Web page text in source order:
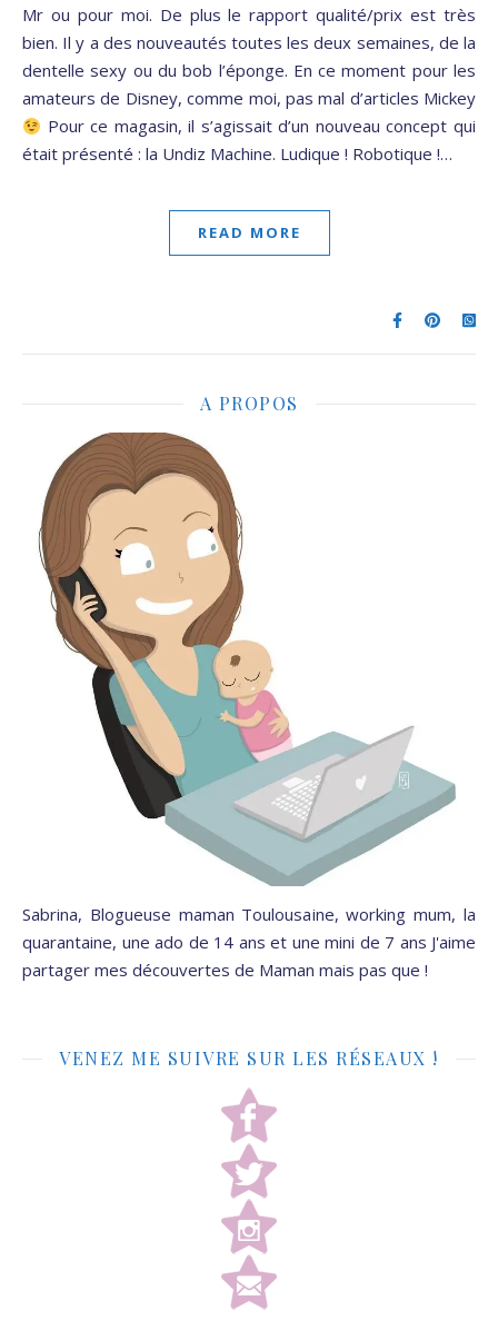
Mr ou pour moi. De plus le rapport qualité/prix est très
bien. Il y a des nouveautés toutes les deux semaines, de la
dentelle sexy ou du bob l’éponge. En ce moment pour les
amateurs de Disney, comme moi, pas mal d’articles Mickey
Pour ce magasin, il s’agissait d’un nouveau concept qui
était présenté : la Undiz Machine. Ludique ! Robotique !…
READ MORE
A PROPOS
Sabrina, Blogueuse maman Toulousaine, working mum, la
quarantaine, une ado de 14 ans et une mini de 7 ans J'aime
partager mes découvertes de Maman mais pas que !
VENEZ ME SUIVRE SUR LES RÉSEAUX !